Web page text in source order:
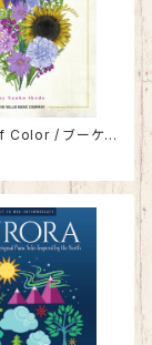
Color / ブーケ
音色花束〜